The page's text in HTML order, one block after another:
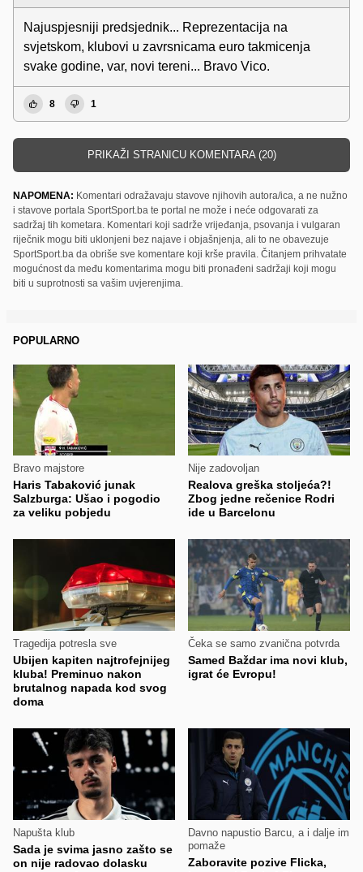
Najuspjesniji predsjednik... Reprezentacija na
svjetskom, klubovi u zavrsnicama euro takmicenja
svake godine, var, novi tereni... Bravo Vico.
8 1
PRIKAŽI STRANICU KOMENTARA (20)
NAPOMENA: Komentari odražavaju stavove njihovih autora/ica, a ne nužno
i stavove portala SportSport.ba te portal ne može i neće odgovarati za
sadržaj tih kometara. Komentari koji sadrže vrijeđanja, psovanja i vulgaran
riječnik mogu biti uklonjeni bez najave i objašnjenja, ali to ne obavezuje
SportSport.ba da obriše sve komentare koji krše pravila. Čitanjem prihvatate
mogućnost da među komentarima mogu biti pronađeni sadržaji koji mogu
biti u suprotnosti sa vašim uvjerenjima.
POPULARNO
Bravo majstore
Haris Tabaković junak
Salzburga: Ušao i pogodio
za veliku pobjedu
Nije zadovoljan
Realova greška stoljeća?!
Zbog jedne rečenice Rodri
ide u Barcelonu
Tragedija potresla sve
Ubijen kapiten najtrofejnijeg
kluba! Preminuo nakon
brutalnog napada kod svog
doma
Čeka se samo zvanična potvrda
Samed Baždar ima novi klub,
igrat će Evropu!
Napušta klub
Sada je svima jasno zašto se
on nije radovao dolasku
Davno napustio Barcu, a i dalje im
pomaže
Zaboravite pozive Flicka,